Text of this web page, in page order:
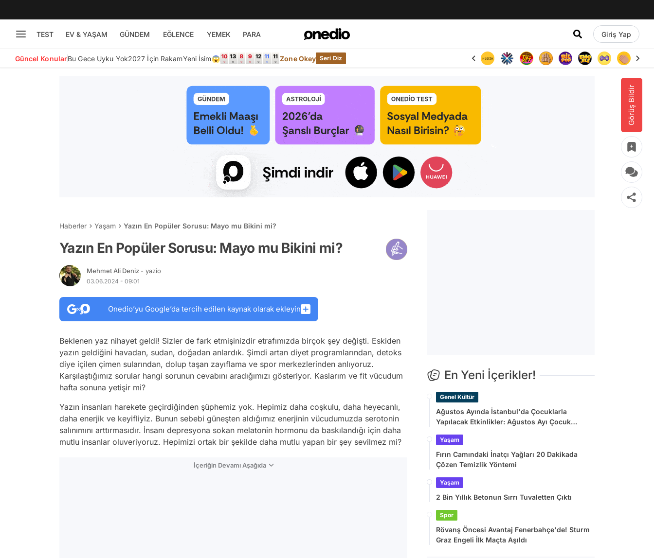
TEST EV & YAŞAM GÜNDEM EĞLENCE YEMEK PARA Giriş Yap
Güncel KonularBu Gece Uyku Yok2027 İçin RakamYeni İsim😱 Zone Okey Seri Diz
Görüş Bildir
Haberler Yaşam Yazın En Popüler Sorusu: Mayo mu Bikini mi?
Yazın En Popüler Sorusu: Mayo mu Bikini mi?
Mehmet Ali Deniz - yazio
03.06.2024 - 09:01
Onedio’yu Google’da tercih edilen kaynak olarak ekleyin
Beklenen yaz nihayet geldi! Sizler de fark etmişinizdir etrafımızda birçok şey değişti. Eskiden
yazın geldiğini havadan, sudan, doğadan anlardık. Şimdi artan diyet programlarından, detoks
diye içilen çimen sularından, dolup taşan zayıflama ve spor merkezlerinden anlıyoruz.
Karşılaştığımız sorular hangi sorunun cevabını aradığımızı gösteriyor. Kaslarım ve fit vücudum
hafta sonuna yetişir mi?
Yazın insanları harekete geçirdiğinden şüphemiz yok. Hepimiz daha coşkulu, daha heyecanlı,
daha enerjik ve keyifliyiz. Bunun sebebi güneşten aldığımız enerjinin vücudumuzda serotonin
salınımını arttırmasıdır. İnsanı depresyona sokan melatonin hormonu da baskılandığı için daha
mutlu insanlar oluveriyoruz. Hepimizi ortak bir şekilde daha mutlu yapan bir şey sevilmez mi?
İçeriğin Devamı Aşağıda
En Yeni İçerikler!
Genel Kültür
Ağustos Ayında İstanbul'da Çocuklarla
Yapılacak Etkinlikler: Ağustos Ayı Çocuk
Yaşam
Fırın Camındaki İnatçı Yağları 20 Dakikada
Çözen Temizlik Yöntemi
Yaşam
2 Bin Yıllık Betonun Sırrı Tuvaletten Çıktı
Spor
Rövanş Öncesi Avantaj Fenerbahçe'de! Sturm
Graz Engeli İlk Maçta Aşıldı